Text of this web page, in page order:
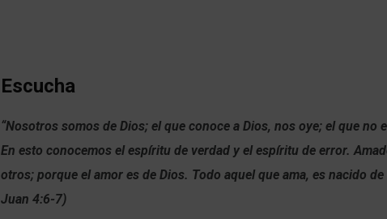
Escucha
“Nosotros somos de Dios; el que conoce a Dios, nos oye; el que no
En esto conocemos el espíritu de verdad y el espíritu de error.
otros; porque el amor es de Dios. Todo aquel que ama, es nacido de
Juan 4:6-7)